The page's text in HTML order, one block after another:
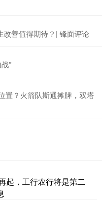
改善值得期待？| 锋面评论
”
置？火箭队斯通摊牌，双塔
起，工行农行将是第二